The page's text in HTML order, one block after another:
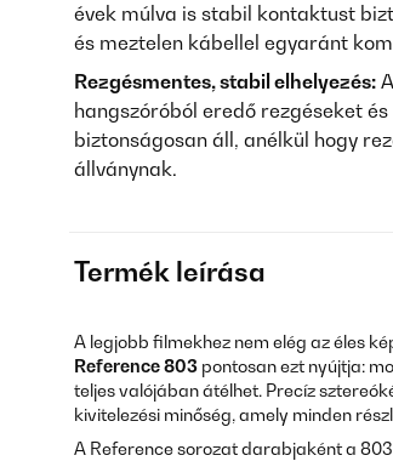
évek múlva is stabil kontaktust
és meztelen kábellel egyaránt
Rezgésmentes, stabil elhelyezés:
hangszóróból eredő rezgéseket
biztonságosan áll, anélkül hogy
állványnak.
Termék leírása
A legjobb filmekhez nem elég az éles
Reference 803 pontosan ezt nyújtja:
teljes valójában átélhet. Precíz
kivitelezési minőség, amely minden
A Reference sorozat darabjaként a